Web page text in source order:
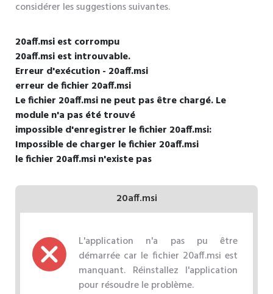
considérer les suggestions suivantes.
20aff.msi est corrompu
20aff.msi est introuvable.
Erreur d'exécution - 20aff.msi
erreur de fichier 20aff.msi
Le fichier 20aff.msi ne peut pas être chargé. Le
module n'a pas été trouvé
impossible d'enregistrer le fichier 20aff.msi:
Impossible de charger le fichier 20aff.msi
le fichier 20aff.msi n'existe pas
20aff.msi
L'application n'a pas pu être
démarrée car le fichier 20aff.msi est
manquant. Réinstallez l'application
pour résoudre le problème.